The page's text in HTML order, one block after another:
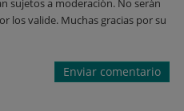
sujetos a moderación. No serán
los valide. Muchas gracias por su